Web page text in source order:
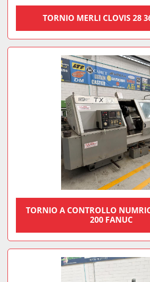
TORNIO MERLI CLOVIS 28
TORNIO A CONTROLLO
200 FANUC